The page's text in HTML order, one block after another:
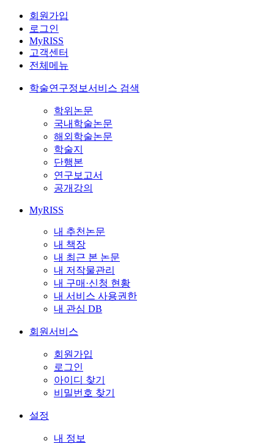
회원가입
로그인
MyRISS
고객센터
전체메뉴
학술연구정보서비스 검색
학위논문
국내학술논문
해외학술논문
학술지
단행본
연구보고서
공개강의
MyRISS
내 추천논문
내 책장
내 최근 본 논문
내 저작물관리
내 구매·신청 현황
내 서비스 사용권한
내 관심 DB
회원서비스
회원가입
로그인
아이디 찾기
비밀번호 찾기
설정
내 정보